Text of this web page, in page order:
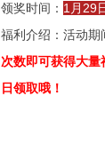
领奖时间： 1月29
福利介绍：活动期
次数即可获得大
日领取哦！